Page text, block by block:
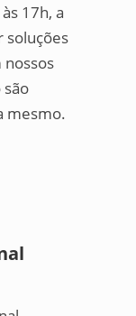
17h, a
soluções
nossos
mesmo.